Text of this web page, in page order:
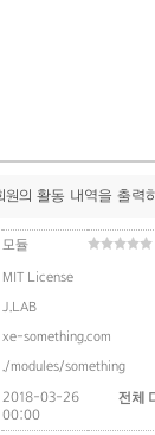
원의 활동 내역을 출력
모듈
MIT License
J.LAB
xe-something.com
./modules/something
2018-03-26
00:00
전체